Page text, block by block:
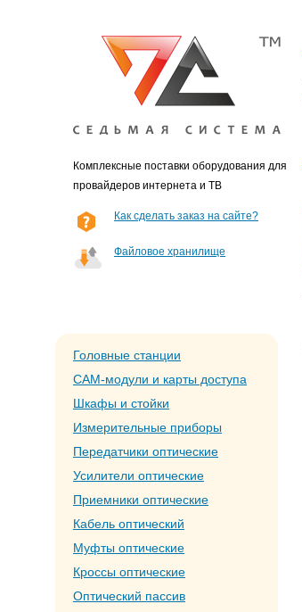
Комплексные поставки оборудования для
провайдеров интернета и ТВ
Как сделать заказ на сайте?
Файловое хранилище
Головные станции
CAM-модули и карты доступа
Шкафы и стойки
Измерительные приборы
Передатчики оптические
Усилители оптические
Приемники оптические
Кабель оптический
Муфты оптические
Кроссы оптические
Оптический пассив